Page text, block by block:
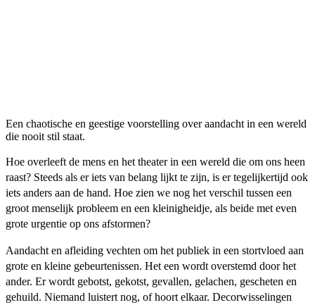
Een chaotische en geestige voorstelling over aandacht in een wereld
die nooit stil staat.
Hoe overleeft de mens en het theater in een wereld die om ons heen
raast? Steeds als er iets van belang lijkt te zijn, is er tegelijkertijd ook
iets anders aan de hand. Hoe zien we nog het verschil tussen een
groot menselijk probleem en een kleinigheidje, als beide met even
grote urgentie op ons afstormen?
Aandacht en afleiding vechten om het publiek in een stortvloed aan
grote en kleine gebeurtenissen. Het een wordt overstemd door het
ander. Er wordt gebotst, gekotst, gevallen, gelachen, gescheten en
gehuild. Niemand luistert nog, of hoort elkaar. Decorwisselingen